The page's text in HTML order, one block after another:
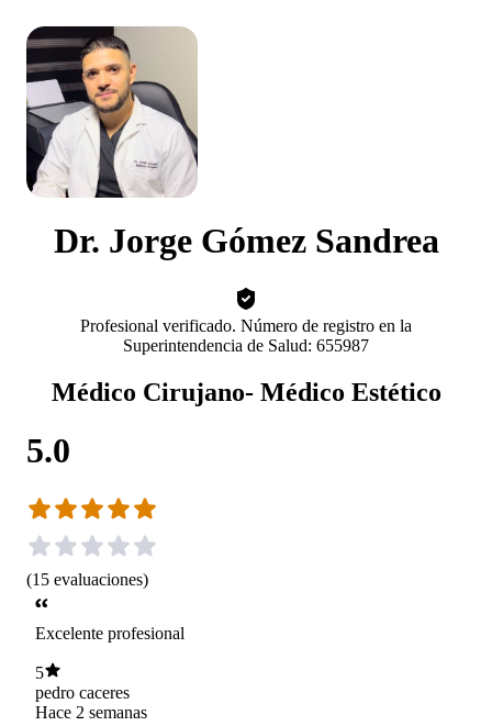
Dr. Jorge Gómez Sandrea
Profesional verificado. Número de registro en la
Superintendencia de Salud: 655987
Médico Cirujano- Médico Estético
5.0
(15 evaluaciones)
Excelente profesional
5
pedro caceres
Hace 2 semanas